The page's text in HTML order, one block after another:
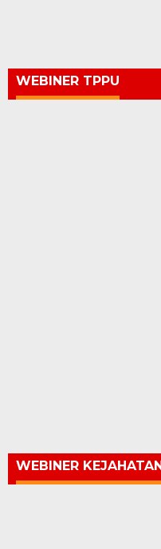
WEBINER TPPU
WEBINER